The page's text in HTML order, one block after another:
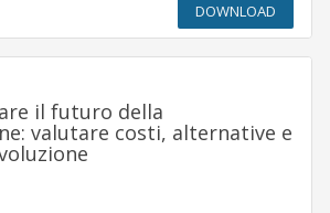
DOWNLOAD
il futuro della
valutare costi, alternative e